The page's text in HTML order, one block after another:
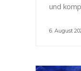
und
6. August